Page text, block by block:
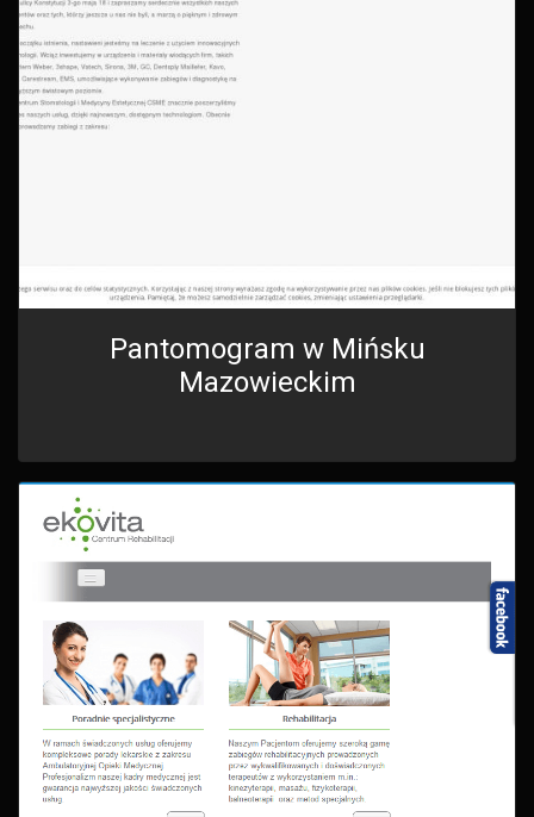
Pantomogram w Mińsku
Mazowieckim